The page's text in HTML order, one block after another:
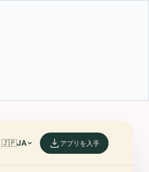
🇯🇵JA アプリを入手